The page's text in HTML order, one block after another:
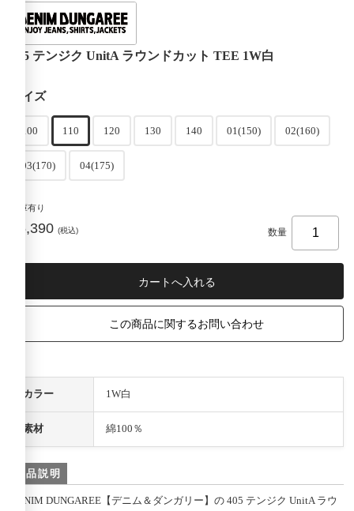
405 テンジク UnitA ラウンドカット TEE 1W白
サイズ
100 110 120 130 140 01(150) 02(160)
03(170) 04(175)
在庫有り
¥5,390 (税込) 数量
この商品に関するお問い合わせ
カラー 1W白
素材 綿100％
商品説明
DENIM DUNGAREE【デニム＆ダンガリー】の 405 テンジク UnitA ラウ